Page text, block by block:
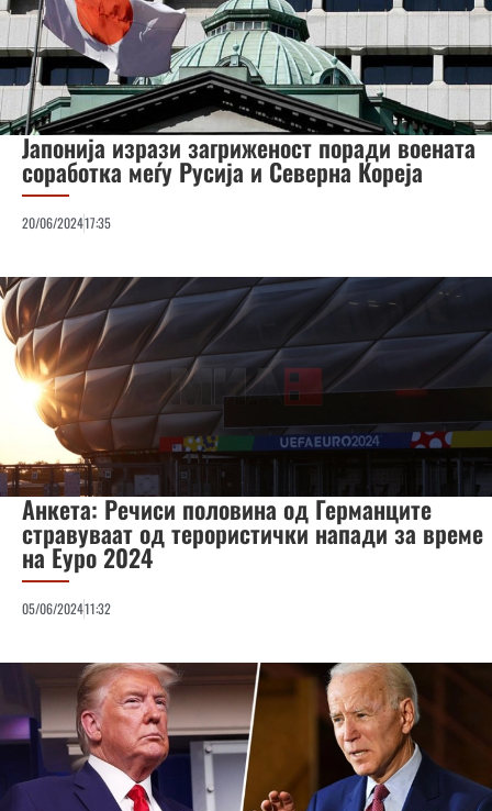
Јапонија изрази загриженост поради воената
соработка меѓу Русија и Северна Кореја
20/06/202417:35
Анкета: Речиси половина од Германците
стравуваат од терористички напади за време
на Еуро 2024
05/06/202411:32